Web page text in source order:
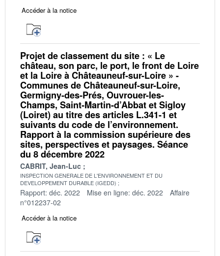
Accéder à la notice
Projet de classement du site : « Le
château, son parc, le port, le front de Loire
et la Loire à Châteauneuf-sur-Loire » -
Communes de Châteauneuf-sur-Loire,
Germigny-des-Prés, Ouvrouer-les-
Champs, Saint-Martin-d’Abbat et Sigloy
(Loiret) au titre des articles L.341-1 et
suivants du code de l’environnement.
Rapport à la commission supérieure des
sites, perspectives et paysages. Séance
du 8 décembre 2022
CABRIT, Jean-Luc
INSPECTION GENERALE DE L'ENVIRONNEMENT ET DU
DEVELOPPEMENT DURABLE (IGEDD)
Rapport: déc. 2022 Mise en ligne: déc. 2022
Affaire
n°012237-02
Accéder à la notice